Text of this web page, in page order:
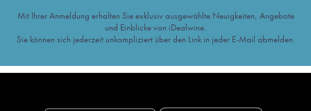
Mit Ihrer Anmeldung erhalten Sie exklusiv ausgewählte Neuigkeiten, Angebote
und Einblicke von iDealwine.
Sie können sich jederzeit unkompliziert über den Link in jeder E-Mail abmelden.